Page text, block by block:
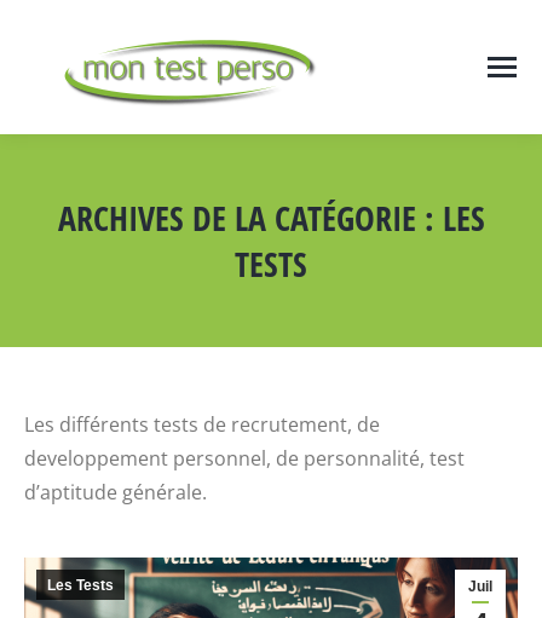
ARCHIVES DE LA CATÉGORIE : LES
TESTS
Les différents tests de recrutement, de
developpement personnel, de personnalité, test
d’aptitude générale.
Juil
Les Tests